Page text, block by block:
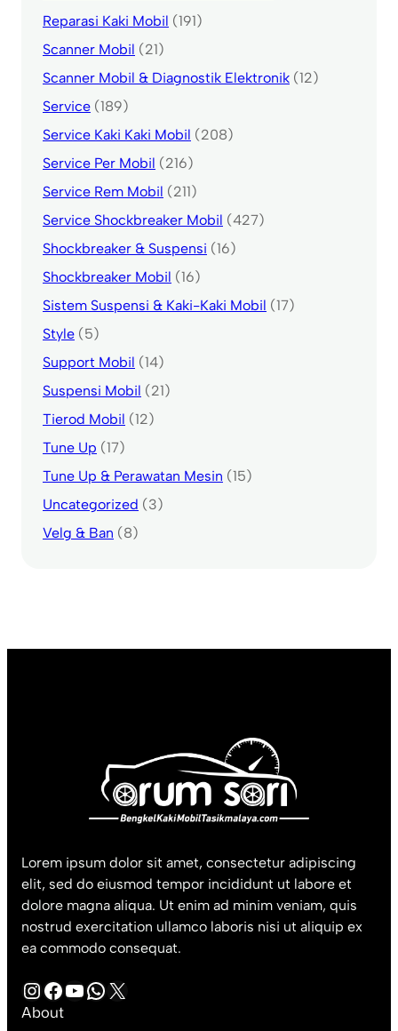
Reparasi Kaki Mobil (191)
Scanner Mobil (21)
Scanner Mobil & Diagnostik Elektronik (12)
Service (189)
Service Kaki Kaki Mobil (208)
Service Per Mobil (216)
Service Rem Mobil (211)
Service Shockbreaker Mobil (427)
Shockbreaker & Suspensi (16)
Shockbreaker Mobil (16)
Sistem Suspensi & Kaki-Kaki Mobil (17)
Style (5)
Support Mobil (14)
Suspensi Mobil (21)
Tierod Mobil (12)
Tune Up (17)
Tune Up & Perawatan Mesin (15)
Uncategorized (3)
Velg & Ban (8)
Lorem ipsum dolor sit amet, consectetur adipiscing
elit, sed do eiusmod tempor incididunt ut labore et
dolore magna aliqua. Ut enim ad minim veniam, quis
nostrud exercitation ullamco laboris nisi ut aliquip ex
ea commodo consequat.
InstagramFacebook YouTube WhatsApp X
About